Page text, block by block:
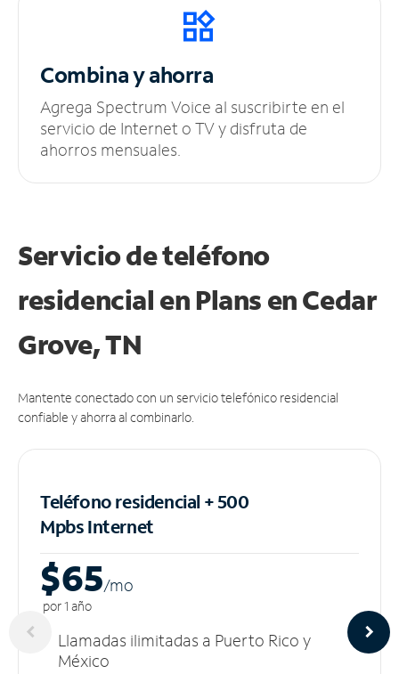
Combina y ahorra
Agrega Spectrum Voice al suscribirte en el
servicio de Internet o TV y disfruta de
ahorros mensuales.
Servicio de teléfono
residencial en Plans en Cedar
Grove, TN
Mantente conectado con un servicio telefónico residencial
confiable y ahorra al combinarlo.
Teléfono residencial + 500
MpbsInternet
$65/mo
por 1 año
Llamadas ilimitadas a Puerto Rico y
México